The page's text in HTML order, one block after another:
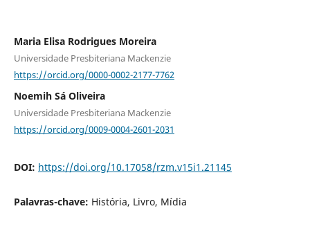
Maria Elisa Rodrigues Moreira
Universidade Presbiteriana Mackenzie
https://orcid.org/0000-0002-2177-7762
Noemih Sá Oliveira
Universidade Presbiteriana Mackenzie
https://orcid.org/0009-0004-2601-2031
DOI: https://doi.org/10.17058/rzm.v15i1.21145
Palavras-chave: História, Livro, Mídia